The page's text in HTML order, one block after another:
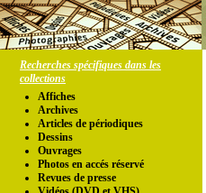
Recherches spécifiques dans les
collections
Affiches
Archives
Articles de périodiques
Dessins
Ouvrages
Photos en accés réservé
Revues de presse